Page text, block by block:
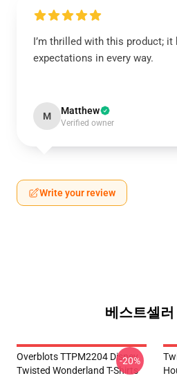
I’m thrilled with this product; it
expectations in every way.
M Matthew
Verified owner
Write your review
베스트셀
Overblots TTPM2204 Disney
Twisted Wonderland T-Shirts
-20%